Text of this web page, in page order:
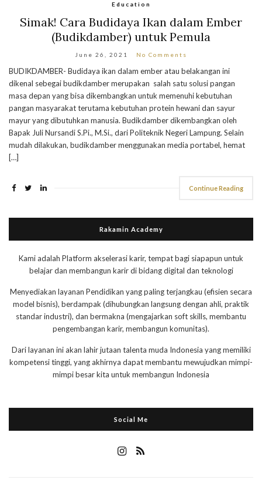
Education
Simak! Cara Budidaya Ikan dalam Ember
(Budikdamber) untuk Pemula
June 26, 2021 No Comments
BUDIKDAMBER- Budidaya ikan dalam ember atau belakangan ini
dikenal sebegai budikdamber merupakan salah satu solusi pangan
masa depan yang bisa dikembangkan untuk memenuhi kebutuhan
pangan masyarakat terutama kebutuhan protein hewani dan sayur
mayur yang dibutuhkan manusia. Budikdamber dikembangkan oleh
Bapak Juli Nursandi S.Pi., M.Si., dari Politeknik Negeri Lampung. Selain
mudah dilakukan, budikdamber menggunakan media portabel, hemat
[…]
Continue Reading
Rakamin Academy
Kami adalah Platform akselerasi karir, tempat bagi siapapun untuk
belajar dan membangun karir di bidang digital dan teknologi
Menyediakan layanan Pendidikan yang paling terjangkau (efisien secara
model bisnis), berdampak (dihubungkan langsung dengan ahli, praktik
standar industri), dan bermakna (mengajarkan soft skills, membantu
pengembangan karir, membangun komunitas).
Dari layanan ini akan lahir jutaan talenta muda Indonesia yang memiliki
kompetensi tinggi, yang akhirnya dapat membantu mewujudkan mimpi-
mimpi besar kita untuk membangun Indonesia
Social Me